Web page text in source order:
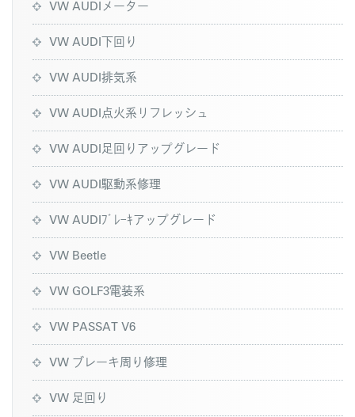
VW AUDIメーター
VW AUDI下回り
VW AUDI排気系
VW AUDI点火系リフレッシュ
VW AUDI足回りアップグレード
VW AUDI駆動系修理
VW AUDIﾌﾞﾚｰｷアップグレード
VW Beetle
VW GOLF3電装系
VW PASSAT V6
VW ブレーキ周り修理
VW 足回り